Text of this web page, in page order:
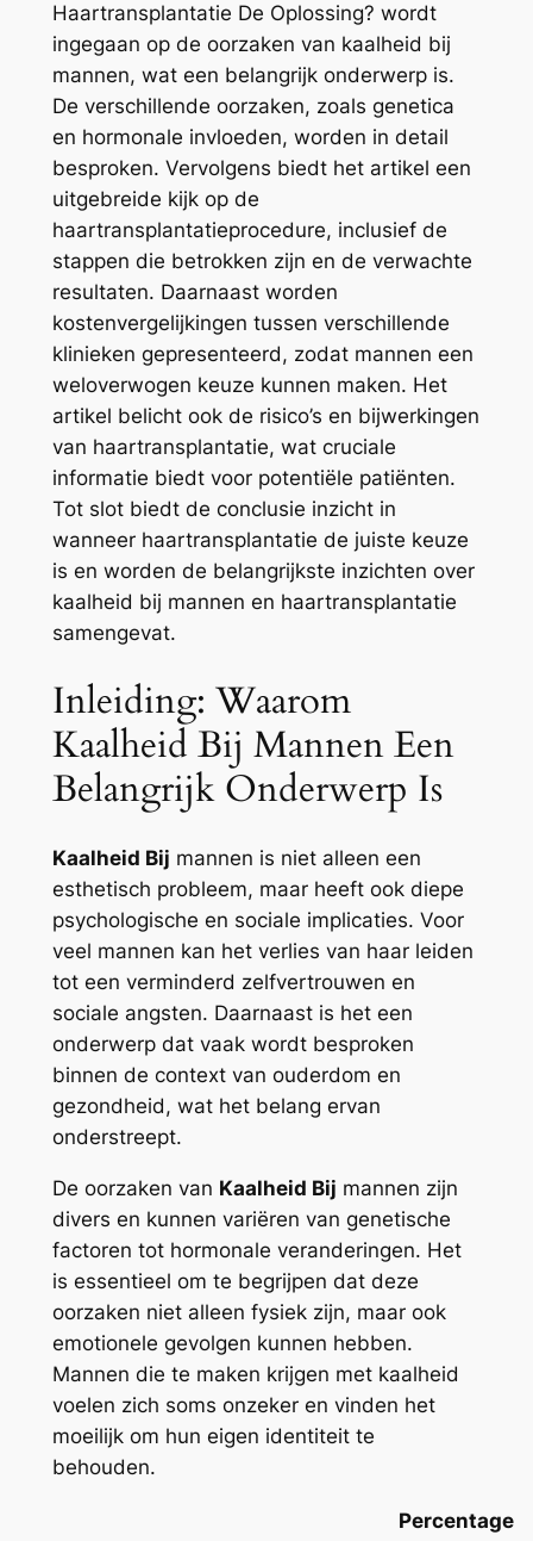
Haartransplantatie De Oplossing? wordt
ingegaan op de oorzaken van kaalheid bij
mannen, wat een belangrijk onderwerp is.
De verschillende oorzaken, zoals genetica
en hormonale invloeden, worden in detail
besproken. Vervolgens biedt het artikel een
uitgebreide kijk op de
haartransplantatieprocedure, inclusief de
stappen die betrokken zijn en de verwachte
resultaten. Daarnaast worden
kostenvergelijkingen tussen verschillende
klinieken gepresenteerd, zodat mannen een
weloverwogen keuze kunnen maken. Het
artikel belicht ook de risico’s en bijwerkingen
van haartransplantatie, wat cruciale
informatie biedt voor potentiële patiënten.
Tot slot biedt de conclusie inzicht in
wanneer haartransplantatie de juiste keuze
is en worden de belangrijkste inzichten over
kaalheid bij mannen en haartransplantatie
samengevat.
Inleiding: Waarom
Kaalheid Bij Mannen Een
Belangrijk Onderwerp Is
Kaalheid Bij mannen is niet alleen een
esthetisch probleem, maar heeft ook diepe
psychologische en sociale implicaties. Voor
veel mannen kan het verlies van haar leiden
tot een verminderd zelfvertrouwen en
sociale angsten. Daarnaast is het een
onderwerp dat vaak wordt besproken
binnen de context van ouderdom en
gezondheid, wat het belang ervan
onderstreept.
De oorzaken van Kaalheid Bij mannen zijn
divers en kunnen variëren van genetische
factoren tot hormonale veranderingen. Het
is essentieel om te begrijpen dat deze
oorzaken niet alleen fysiek zijn, maar ook
emotionele gevolgen kunnen hebben.
Mannen die te maken krijgen met kaalheid
voelen zich soms onzeker en vinden het
moeilijk om hun eigen identiteit te
behouden.
Percentage